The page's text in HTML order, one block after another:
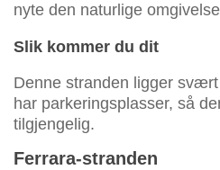
nyte den naturlige
Slik kommer du dit
Denne stranden ligger
har parkeringsplasser, så
tilgjengelig.
Ferrara-stranden